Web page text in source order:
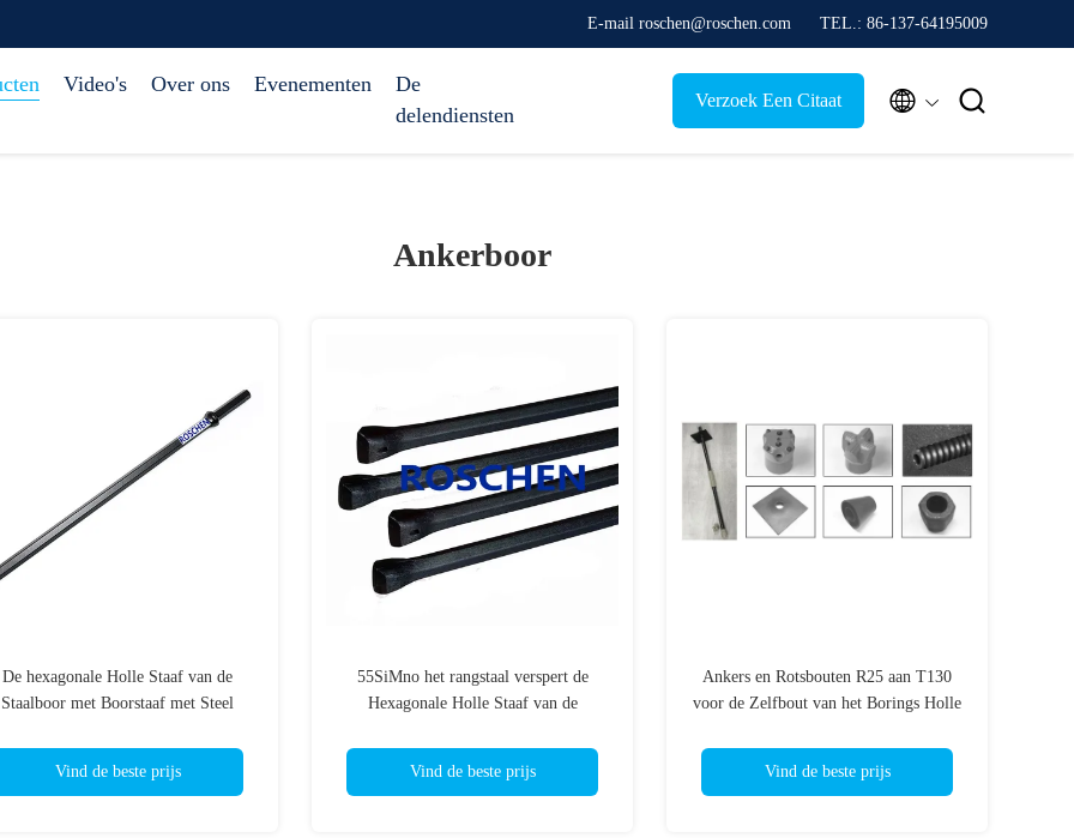
E-mail roschen@roschen.com TEL.: 86-137-64195009
Video's Over ons Evenementen
De
delendiensten
Verzoek Een Citaat  
Ankerboor
De hexagonale Holle Staaf van de
Staalboor met Boorstaaf met Steel
Vind de beste prijs
55SiMno het rangstaal verspert de
Hexagonale Holle Staaf van de
Vind de beste prijs
Ankers en Rotsbouten R25 aan T130
voor de Zelfbout van het Borings Holle
Vind de beste prijs